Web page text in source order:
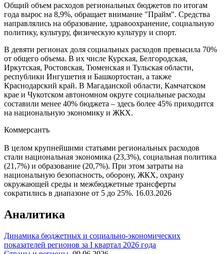
Общий объем расходов региональных бюджетов по итогам
года вырос на 8,9%, обращает внимание "Прайм". Средства
направлялись на образование, здравоохранение, социальную
политику, культуру, физическую культуру и спорт.
В девяти регионах доля социальных расходов превысила 70%
от общего объема. В их числе Курская, Белгородская,
Иркутская, Ростовская, Тюменская и Тульская области,
республики Ингушетия и Башкортостан, а также
Краснодарский край. В Магаданской области, Камчатском
крае и Чукотском автономном округе социальные расходы
составили менее 40% бюджета – здесь более 45% приходится
на национальную экономику и ЖКХ.
Коммерсантъ
В целом крупнейшими статьями региональных расходов
стали национальная экономика (23,3%), социальная политика
(21,7%) и образование (20,7%). При этом затраты на
национальную безопасность, оборону, ЖКХ, охрану
окружающей среды и межбюджетные трансферты
сократились в диапазоне от 5 до 25%. 16.03.2026
Аналитика
Динамика бюджетных и социально-экономических
показателей регионов за I квартал 2026 года